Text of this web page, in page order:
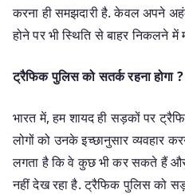
करना ही समझदारी है. केवल अपने
होने पर भी स्थिति से बाहर निकलने में
ट्रैफिक पुलिस को सतर्क रहना होगा ?
भारत में, हम शायद ही सड़कों पर
लोगों को उनके इच्छानुसार व्यवहार
लगता है कि वे कुछ भी कर सकते हैं
नहीं देख रहा है. ट्रैफिक पुलिस को